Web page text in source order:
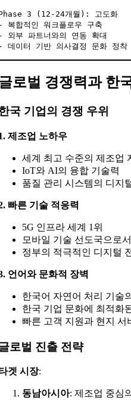
3 (12-24개월): 고도화
복합적인 워크플로우 구축
외부 파트너와의 연동 확대
로벌 경쟁력과 한
국 기업의 경쟁 우위
제조업 노하우
세계 최고 수준의 제조업
IoT와 AI의 융합 기술력
품질 관리 시스템의 디지
빠른 기술 적응력
5G 인프라 세계 1위
모바일 기술 선도국으로
정부의 적극적인 디지털
언어와 문화적 장벽
한국어 자연어 처리 기술
한국 기업 문화에 최적화
빠른 고객 지원과 현지 서
로벌 진출 전략
겟 시장:
동남아시아: 제조업 중심